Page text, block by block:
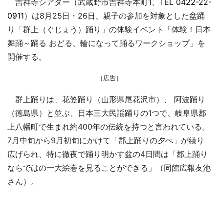
吉祥寺シアター（武蔵野市吉祥寺本町1、TEL 0422-22-
0911）は8月25日・26日、親子の参加を対象とした盆踊
り「群上（ぐじょう）踊り」の体験イベント「体験！日本
舞踊～踊る おどる、輪になって踊るワークショップ」を
開催する。
［広告］
群上踊りは、花笠踊り（山形県尾花沢市）、 阿波踊り
（徳島県）と並ぶ、日本三大民謡踊りの1つで、岐阜県郡
上八幡町で生まれ約400年の伝統を持つと言われている。
7月中旬から9月初旬にかけて「郡上踊りの夕べ」が繰り
広げられ、特に徹夜で踊り明かす盆の4日間は「郡上踊り
ならではの一大絵巻を見ることができる」（同館広報友池
さん）。